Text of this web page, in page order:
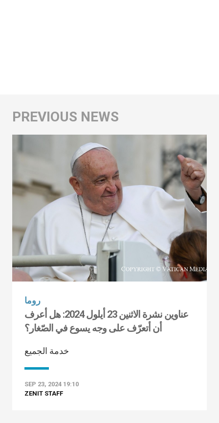
روما
عناوين نشرة الاثنين 23 أيلول 2024: هل أعرف
أن أتعرّف على وجه يسوع في الصّغار؟
خدمة الجميع
SEP 23, 2024 19:10
ZENIT STAFF